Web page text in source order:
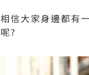
相信大家身邊都有
呢?